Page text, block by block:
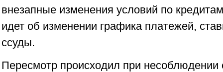
внезапные изменения условий по
идет об изменении графика платежей,
ссуды.
Пересмотр происходил при